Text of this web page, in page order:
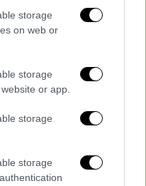
storage
on web or
storage
or app.
storage
storage
λόγο.
με δική σας ευθύνη. Το
σχόλια θα